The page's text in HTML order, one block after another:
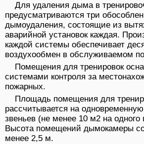
Для удаления дыма в
предусматриваются три
дымоудаления, состоящие из
аварийной установок каждая.
каждой системы обеспечивает
воздухообмен в обслуживаемом
Помещения для тренировок
системами контроля за
пожарных.
Площадь помещения для
рассчитывается на
звеньев (не менее 10 м2 на одного
Высота помещений дымокамеры
менее 2,5 м.